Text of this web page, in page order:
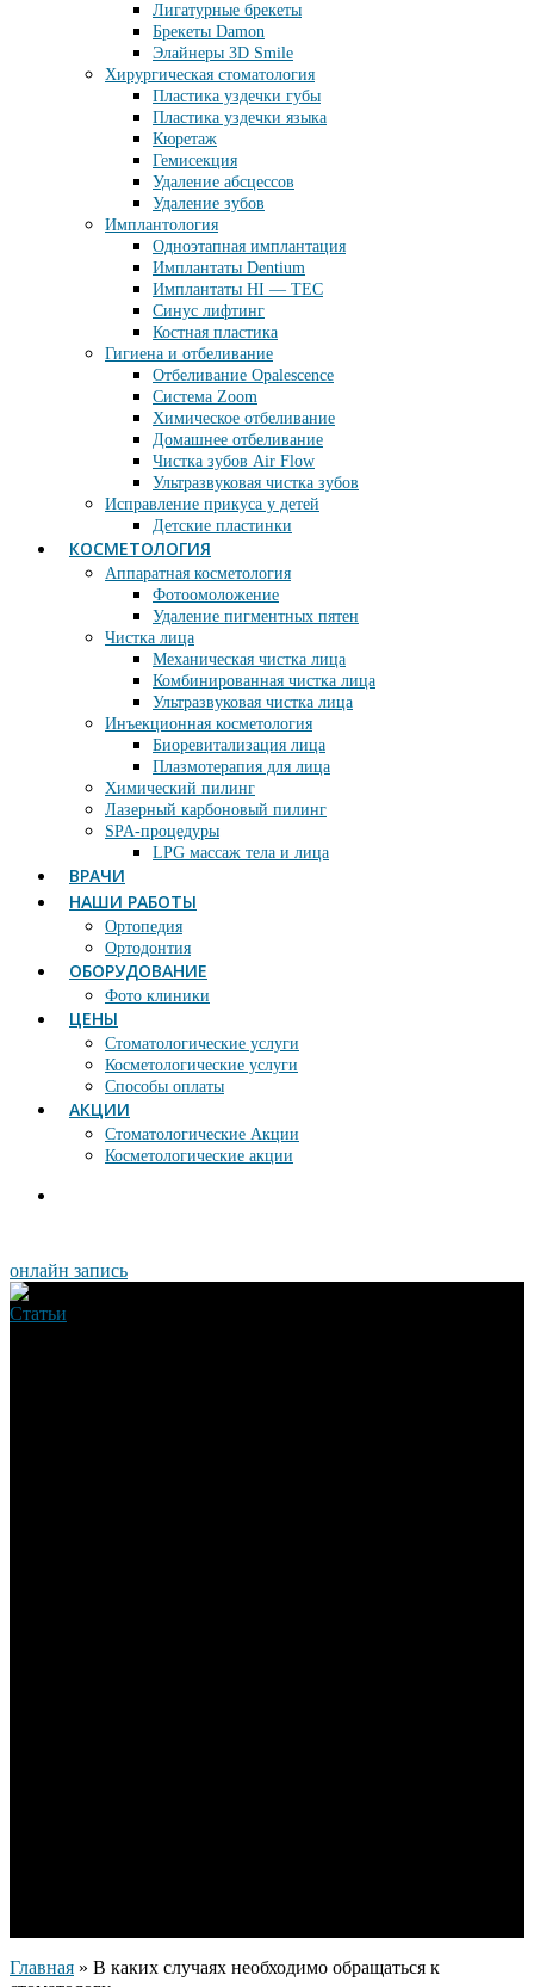
Лигатурные брекеты
Брекеты Damon
Элайнеры 3D Smile
Хирургическая стоматология
Пластика уздечки губы
Пластика уздечки языка
Кюретаж
Гемисекция
Удаление абсцессов
Удаление зубов
Имплантология
Одноэтапная имплантация
Имплантаты Dentium
Имплантаты HI — TEC
Синус лифтинг
Костная пластика
Гигиена и отбеливание
Отбеливание Opalescence
Система Zoom
Химическое отбеливание
Домашнее отбеливание
Чистка зубов Air Flow
Ультразвуковая чистка зубов
Исправление прикуса у детей
Детские пластинки
КОСМЕТОЛОГИЯ
Аппаратная косметология
Фотоомоложение
Удаление пигментных пятен
Чистка лица
Механическая чистка лица
Комбинированная чистка лица
Ультразвуковая чистка лица
Инъекционная косметология
Биоревитализация лица
Плазмотерапия для лица
Химический пилинг
Лазерный карбоновый пилинг
SPA-процедуры
LPG массаж тела и лица
ВРАЧИ
НАШИ РАБОТЫ
Ортопедия
Ортодонтия
ОБОРУДОВАНИЕ
Фото клиники
ЦЕНЫ
Стоматологические услуги
Косметологические услуги
Способы оплаты
АКЦИИ
Стоматологические Акции
Косметологические акции
онлайн запись
Статьи
Главная » В каких случаях необходимо обращаться к